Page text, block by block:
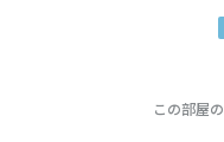
この部屋